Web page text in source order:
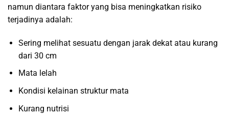
namun diantara faktor yang bisa meningkatkan risiko
terjadinya adalah:
Sering melihat sesuatu dengan jarak dekat atau kurang
dari 30 cm
Mata lelah
Kondisi kelainan struktur mata
Kurang nutrisi